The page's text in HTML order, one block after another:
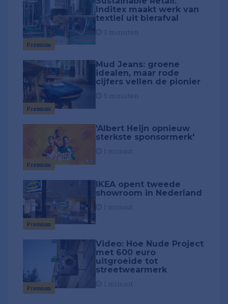
Premium
Inditex maakt werk van
textiel uit bierafval
Premium
Mud Jeans: groene
idealen, maar rode
cijfers vellen de pionier
Premium
'Albert Heijn opnieuw
sterkste sponsormerk'
Premium
IKEA opent tweede
showroom in Nederland
Premium
Video: Hoe Nude Project
met 600 euro
uitgroeide tot
streetwearmerk